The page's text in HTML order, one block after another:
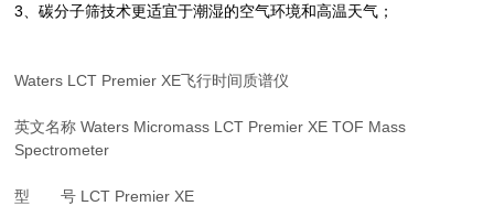
3、碳分子筛技术更适宜于潮湿的空气环境和高温天气；
Waters LCT Premier XE飞行时间质谱仪
英文名称 Waters Micromass LCT Premier XE TOF Mass
Spectrometer
型 号 LCT Premier XE